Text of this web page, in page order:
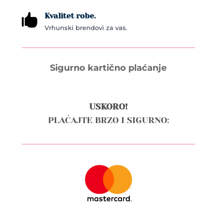
 Kvalitet robe.
Vrhunski brendovi za vas.
Sigurno kartično plaćanje
USKORO!
PLAĆAJTE BRZO I SIGURNO: